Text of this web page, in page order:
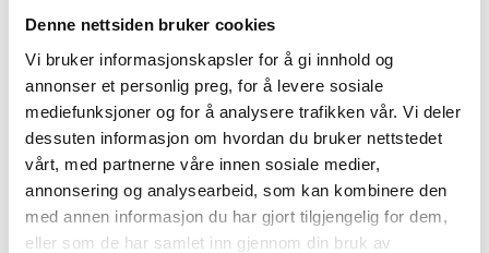
Denne nettsiden bruker cookies
Vi bruker informasjonskapsler for å gi innhold og
annonser et personlig preg, for å levere sosiale
mediefunksjoner og for å analysere trafikken vår. Vi deler
dessuten informasjon om hvordan du bruker nettstedet
vårt, med partnerne våre innen sosiale medier,
annonsering og analysearbeid, som kan kombinere den
med annen informasjon du har gjort tilgjengelig for dem,
eller som de har samlet inn gjennom din bruk av